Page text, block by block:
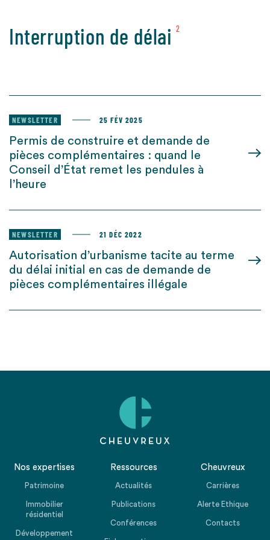
Interruption de délai 2
NEWSLETTER 25 FÉV 2025
Permis de construire et demande de
pièces complémentaires : quand le
Conseil d’État remet les pendules à
l’heure
NEWSLETTER 21 DÉC 2022
Autorisation d’urbanisme tacite au terme
du délai initial en cas de demande de
pièces complémentaires illégale
Nos expertises
Patrimoine
Immobilier
résidentiel
Développement
Ressources
Actualités
Publications
Conférences
Cheuvreux
Carrières
Alerte Ethique
Contacts